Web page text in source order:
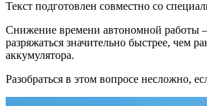
Текст подготовлен совместно со
Снижение времени автономной работы
разряжаться значительно быстрее, чем
аккумулятора.
Разобраться в этом вопросе несложно,